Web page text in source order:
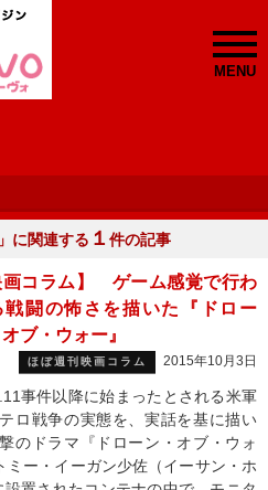
MENU
に関連する １ 件の記事
画コラム】 ゲーム感覚で行わ
戦闘の怖さを描いた『ドロー
ブ・ウォー』
ほぼ週刊映画コラム 2015年10月3日
事件以降に始まったとされる米軍
ロ戦争の実態を、実話を基に描い
のドラマ『ドローン・オブ・ウォ
ー・イーガン少佐（イーサン・ホ